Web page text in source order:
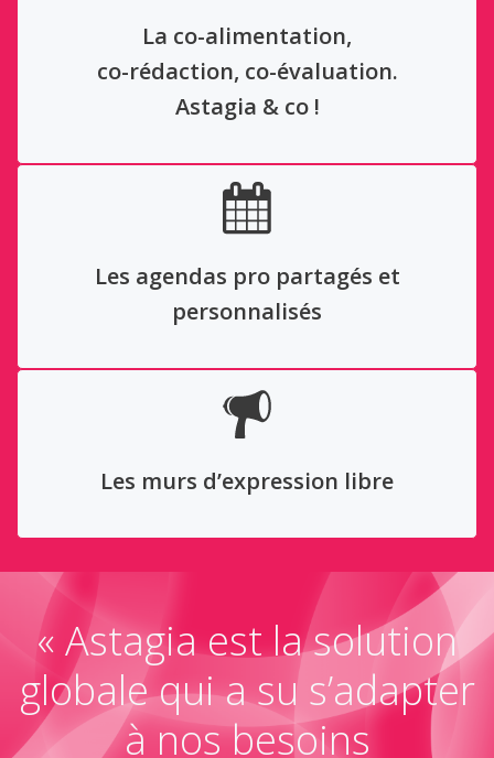
La co-alimentation,
co-rédaction, co-évaluation.
Astagia & co !
Les agendas pro partagés et
personnalisés
Les murs d’expression libre
« Astagia est la solution
globale qui a su s’adapter
à nos besoins